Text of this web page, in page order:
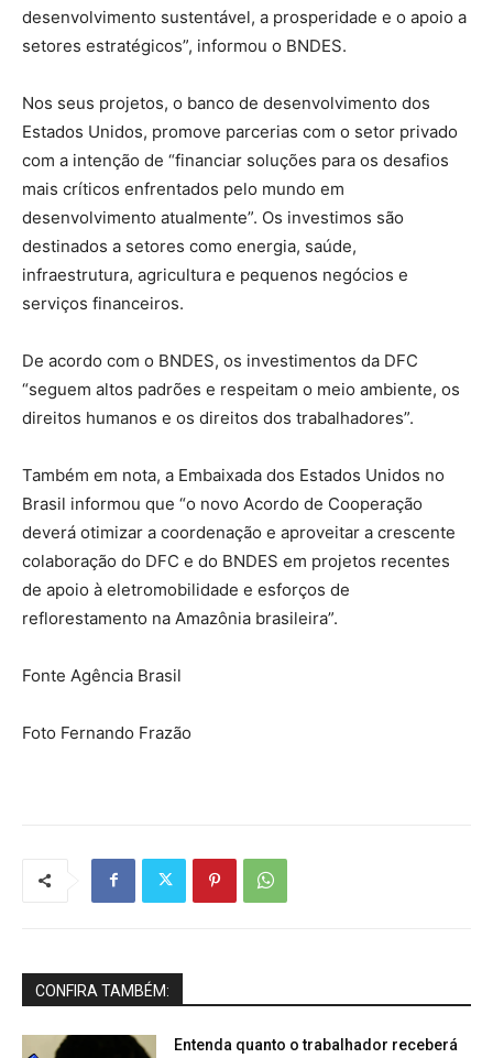
desenvolvimento sustentável, a prosperidade e o apoio a
setores estratégicos”, informou o BNDES.
Nos seus projetos, o banco de desenvolvimento dos
Estados Unidos, promove parcerias com o setor privado
com a intenção de “financiar soluções para os desafios
mais críticos enfrentados pelo mundo em
desenvolvimento atualmente”. Os investimos são
destinados a setores como energia, saúde,
infraestrutura, agricultura e pequenos negócios e
serviços financeiros.
De acordo com o BNDES, os investimentos da DFC
“seguem altos padrões e respeitam o meio ambiente, os
direitos humanos e os direitos dos trabalhadores”.
Também em nota, a Embaixada dos Estados Unidos no
Brasil informou que “o novo Acordo de Cooperação
deverá otimizar a coordenação e aproveitar a crescente
colaboração do DFC e do BNDES em projetos recentes
de apoio à eletromobilidade e esforços de
reflorestamento na Amazônia brasileira”.
Fonte Agência Brasil
Foto Fernando Frazão
CONFIRA TAMBÉM:
Entenda quanto o trabalhador receberá